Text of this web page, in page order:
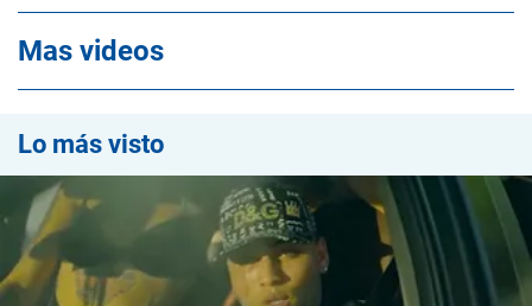
Mas videos
Lo más visto